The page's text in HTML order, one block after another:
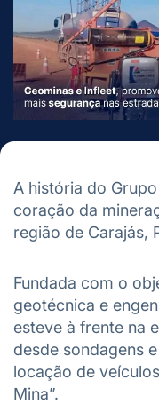
A história do
coração da
região de Carajás,
Fundada com o
geotécnica e
esteve à frente na
desde sondagens
locação de
Mina”.